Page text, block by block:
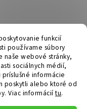
funkcií
používame súbory
webové stránky,
sociálnych médií,
informácie
poskytli alebo ktoré od
Viac informáciítu.